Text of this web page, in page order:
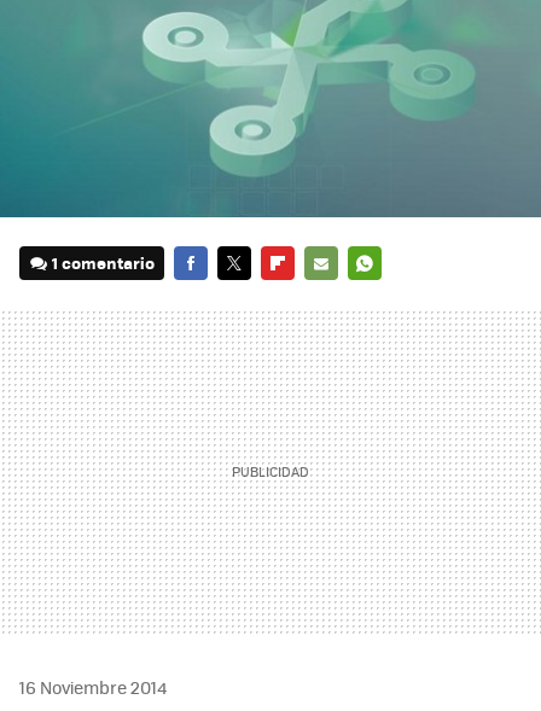
1 comentario
MAIL
16 Noviembre 2014